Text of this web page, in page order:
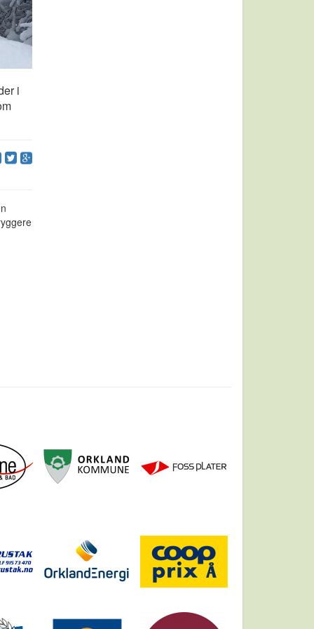
i